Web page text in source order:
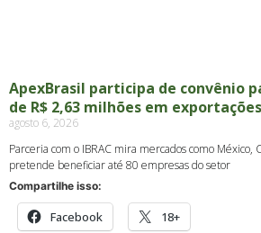
ApexBrasil participa de convênio
de R$ 2,63 milhões em
agosto 6, 2026
Parceria com o IBRAC mira mercados como México,
pretende beneficiar até 80 empresas do setor
Compartilhe isso:
Facebook 18+